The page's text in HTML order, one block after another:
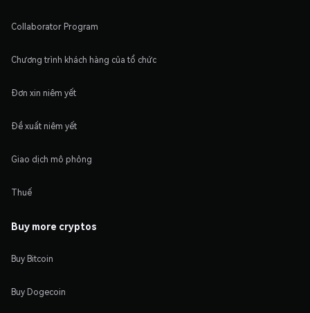
Collaborator Program
Chương trình khách hàng của tổ chức
Đơn xin niêm yết
Đề xuất niêm yết
Giao dịch mô phỏng
Thuế
Buy more cryptos
Buy Bitcoin
Buy Dogecoin